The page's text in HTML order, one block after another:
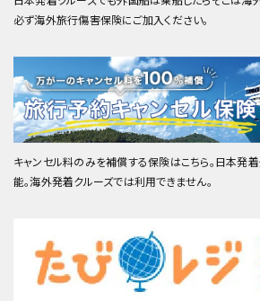
必ず海外旅行傷害保険にご加入ください。
キャンセル料のみを補償する保険はこちら。日本発
能。海外発着クルーズでは利用できません。